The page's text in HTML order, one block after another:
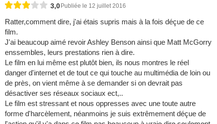
3,0 Publiée le 12 juillet 2016
Ratter,comment dire, j'ai étais supris mais à la fois déçue de ce
film.
J'ai beaucoup aimé revoir Ashley Benson ainsi que Matt McGorry
enssembles, leurs prestations rien à dire.
Le film en lui même est plutôt bien, ils nous montres le réel
danger d'internet et de tout ce qui touche au multimédia de loin ou
de près, on vient même à se demander si on devrait pas
désactiver ses réseaux sociaux ect,..
Le film est stressant et nous oppresses avec une toute autre
forme d'harcèlement, néanmoins je suis extrêmement déçue de